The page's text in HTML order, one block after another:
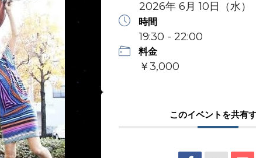
2026年 6月 10日（水）
時間
19:30 - 22:00
料金
￥3,000
このイベントを共有